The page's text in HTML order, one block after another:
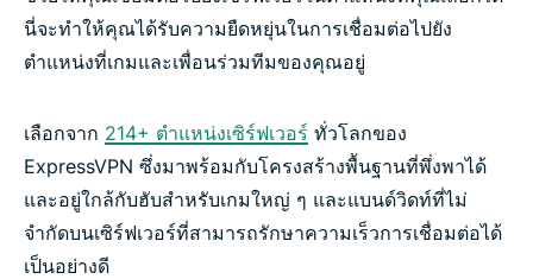
นี่จะทำให้คุณได้รับความยืดหยุ่นในการเชื่อมต่อไปยัง
ตำแหน่งที่เกมและเพื่อนร่วมทีมของคุณอยู่
เลือกจาก 214+ ตำแหน่งเซิร์ฟเวอร์ ทั่วโลกของ
ExpressVPN ซึ่งมาพร้อมกับโครงสร้างพื้นฐานที่พึ่งพาได้
และอยู่ใกล้กับฮับสำหรับเกมใหญ่ ๆ และแบนด์วิดท์ที่ไม่
จำกัดบนเซิร์ฟเวอร์ที่สามารถรักษาความเร็วการเชื่อมต่อได้
เป็นอย่างดี